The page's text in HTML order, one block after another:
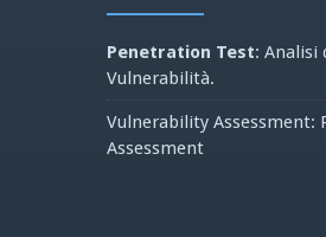
Penetration Test: Analisi
Vulnerabilità.
Vulnerability Assessment:
Assessment